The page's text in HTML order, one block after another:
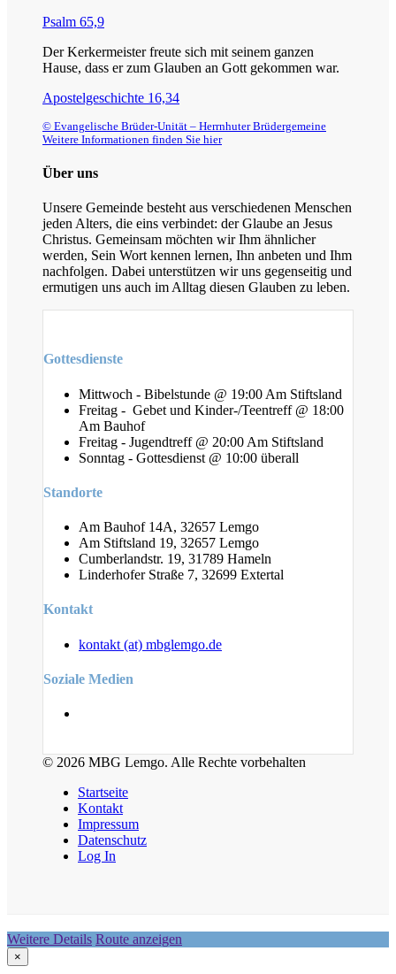
Psalm 65,9
Der Kerkermeister freute sich mit seinem ganzen
Hause, dass er zum Glauben an Gott gekommen war.
Apostelgeschichte 16,34
© Evangelische Brüder-Unität – Herrnhuter Brüdergemeine
Weitere Informationen finden Sie hier
Über uns
Unsere Gemeinde besteht aus verschiedenen Menschen
jeden Alters, die eins verbindet: der Glaube an Jesus
Christus. Gemeinsam möchten wir Ihm ähnlicher
werden, Sein Wort kennen lernen, Ihn anbeten und Ihm
nachfolgen. Dabei unterstützen wir uns gegenseitig und
ermutigen uns auch im Alltag diesen Glauben zu leben.
Gottesdienste
Mittwoch - Bibelstunde @ 19:00 Am Stiftsland
Freitag - Gebet und Kinder-/Teentreff @ 18:00
Am Bauhof
Freitag - Jugendtreff @ 20:00 Am Stiftsland
Sonntag - Gottesdienst @ 10:00 überall
Standorte
Am Bauhof 14A, 32657 Lemgo
Am Stiftsland 19, 32657 Lemgo
Cumberlandstr. 19, 31789 Hameln
Linderhofer Straße 7, 32699 Extertal
Kontakt
kontakt (at) mbglemgo.de
Soziale Medien
© 2026 MBG Lemgo. Alle Rechte vorbehalten
Startseite
Kontakt
Impressum
Datenschutz
Log In
Weitere Details Route anzeigen
×